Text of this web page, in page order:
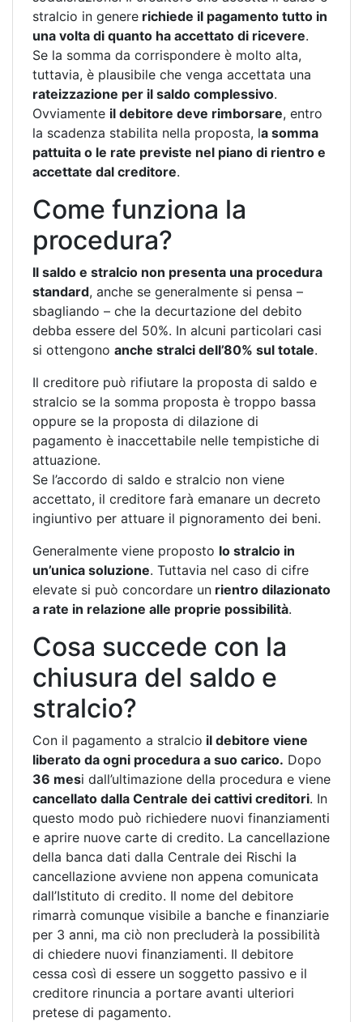
stralcio in genere richiede il pagamento tutto in
una volta di quanto ha accettato di ricevere.
Se la somma da corrispondere è molto alta,
tuttavia, è plausibile che venga accettata una
rateizzazione per il saldo complessivo.
Ovviamente il debitore deve rimborsare, entro
la scadenza stabilita nella proposta, la somma
pattuita o le rate previste nel piano di rientro e
accettate dal creditore.
Come funziona la
procedura?
Il saldo e stralcio non presenta una procedura
standard, anche se generalmente si pensa –
sbagliando – che la decurtazione del debito
debba essere del 50%. In alcuni particolari casi
si ottengono anche stralci dell’80% sul totale.
Il creditore può rifiutare la proposta di saldo e
stralcio se la somma proposta è troppo bassa
oppure se la proposta di dilazione di
pagamento è inaccettabile nelle tempistiche di
attuazione.
Se l’accordo di saldo e stralcio non viene
accettato, il creditore farà emanare un decreto
ingiuntivo per attuare il pignoramento dei beni.
Generalmente viene proposto lo stralcio in
un’unica soluzione. Tuttavia nel caso di cifre
elevate si può concordare un rientro dilazionato
a rate in relazione alle proprie possibilità.
Cosa succede con la
chiusura del saldo e
stralcio?
Con il pagamento a stralcio il debitore viene
liberato da ogni procedura a suo carico. Dopo
36 mesi dall’ultimazione della procedura e viene
cancellato dalla Centrale dei cattivi creditori. In
questo modo può richiedere nuovi finanziamenti
e aprire nuove carte di credito. La cancellazione
della banca dati dalla Centrale dei Rischi la
cancellazione avviene non appena comunicata
dall’Istituto di credito. Il nome del debitore
rimarrà comunque visibile a banche e finanziarie
per 3 anni, ma ciò non precluderà la possibilità
di chiedere nuovi finanziamenti. Il debitore
cessa così di essere un soggetto passivo e il
creditore rinuncia a portare avanti ulteriori
pretese di pagamento.